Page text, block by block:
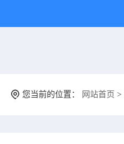
您当前的位置： 网站首页 >